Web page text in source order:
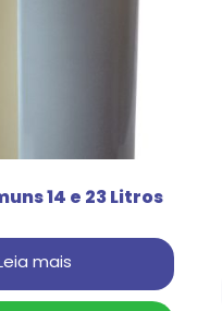
14 e 23 Litros
mais